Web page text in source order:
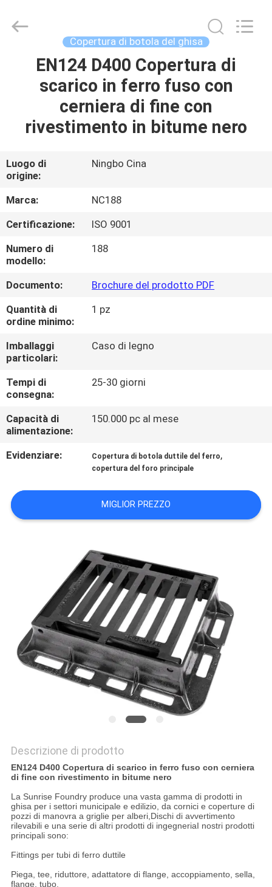
CASA.
PRODOTTI
SU
DI
NOI
VISITA
ALLA
FABBRICA
CONTROLLO
DELLA
QUALITÀ
CONTATTACI
NOTIZIE
CHIEDI UN
PREVENTIVO
POLITICA
SULLA
PRIVACY
Foundry
CO.,LTD.
Copertura di botola del ghisa
EN124 D400 Copertura di
scarico in ferro fuso con
cerniera di fine con
rivestimento in bitume nero
Luogo di
origine:
Ningbo Cina
Marca:
NC188
Certificazione:
ISO 9001
Numero di
modello:
188
Documento:
Brochure del prodotto PDF
Quantità di
ordine minimo:
1 pz
Imballaggi
particolari:
Caso di legno
Tempi di
consegna:
25-30 giorni
Capacità di
alimentazione:
150.000 pc al mese
Evidenziare: Copertura di botola duttile del ferro,
copertura del foro principale
MIGLIOR PREZZO
Descrizione di prodotto
EN124 D400 Copertura di scarico in ferro fuso con cerniera
di fine con rivestimento in bitume nero
La Sunrise Foundry produce una vasta gamma di prodotti in
ghisa per i settori municipale e edilizio, da cornici e coperture di
pozzi di manovra a griglie per alberi,Dischi di avvertimento
rilevabili e una serie di altri prodotti di ingegneriaI nostri prodotti
principali sono:
Fittings per tubi di ferro duttile
Piega, tee, riduttore, adattatore di flange, accoppiamento, sella,
flange, tubo.